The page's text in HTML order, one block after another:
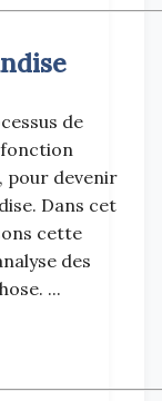
de
pour devenir
Dans cet
cette
des
...